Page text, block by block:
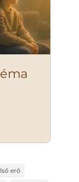
erő